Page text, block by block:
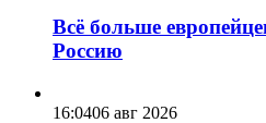
Всё больше
Россию
16:0406 авг 2026